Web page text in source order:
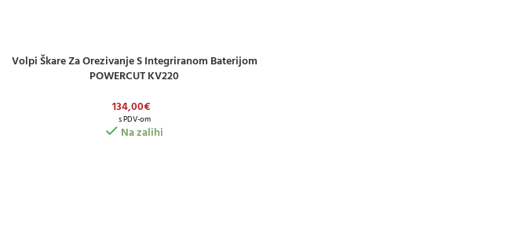
DODAJ U KOŠARICU
Volpi Škare Za Orezivanje S Integriranom Baterijom
POWERCUT KV220
134,00€
s PDV-om
Na zalihi